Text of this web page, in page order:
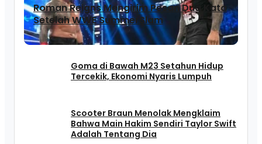
Roman Reigns Mengirim Pesan Dua Kata
Setelah WWE SummerSlam
Goma di Bawah M23 Setahun Hidup
Tercekik, Ekonomi Nyaris Lumpuh
Scooter Braun Menolak Mengklaim
Bahwa Main Hakim Sendiri Taylor Swift
Adalah Tentang Dia